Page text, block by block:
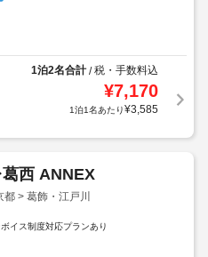
1泊2名合計/税・手数料込
¥7,170
1泊1名あたり¥3,585
西 ANNEX
都 > 葛飾・江戸川
イス制度対応プランあり